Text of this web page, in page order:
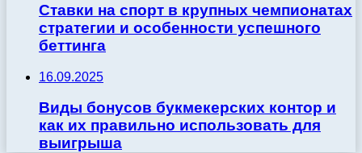
Ставки на спорт в крупных чемпионатах
стратегии и особенности успешного
беттинга
16.09.2025
Виды бонусов букмекерских контор и
как их правильно использовать для
выигрыша